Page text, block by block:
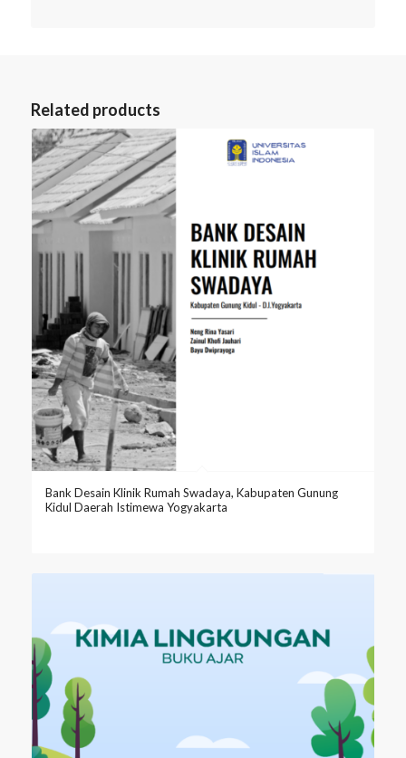
Related products
Bank Desain Klinik Rumah Swadaya, Kabupaten Gunung
Kidul Daerah Istimewa Yogyakarta